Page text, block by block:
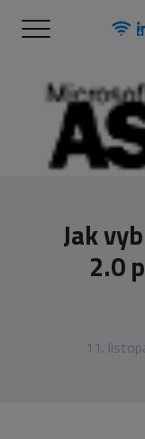
Menu
Jak
2.0
11.